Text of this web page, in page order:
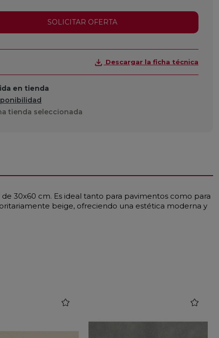
SOLICITAR OFERTA
Descargar la ficha técnica
en tienda
tienda seleccionada
30x60 cm. Es ideal tanto para pavimentos como para
beige, ofreciendo una estética moderna y
favorite